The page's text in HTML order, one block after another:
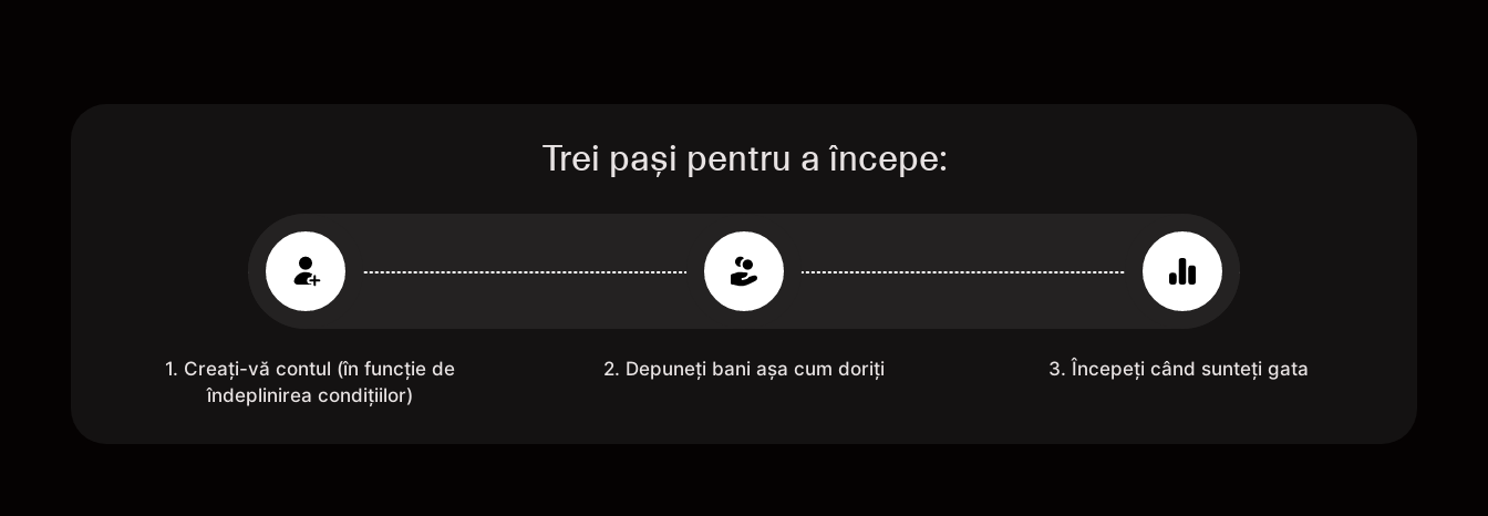
Trei pași pentru a începe:
1. Creați-vă contul (în funcție de
îndeplinirea condițiilor)
2. Depuneți bani așa cum doriți 3. Începeți când sunteți gata